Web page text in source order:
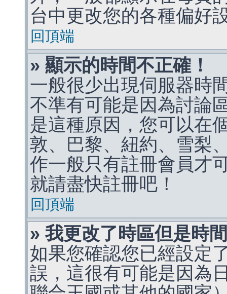
台中更改您的各種偏好
回頂端
» 顯示的時間不正確！
一般很少出現伺服器時
不準有可能是因為討論
是這種原因，您可以在
敦、巴黎、紐約、雪梨
作一般只有註冊會員才
就請盡快註冊吧！
回頂端
» 我更改了時區但是時
如果您確認您已經設定
誤，這很有可能是因為